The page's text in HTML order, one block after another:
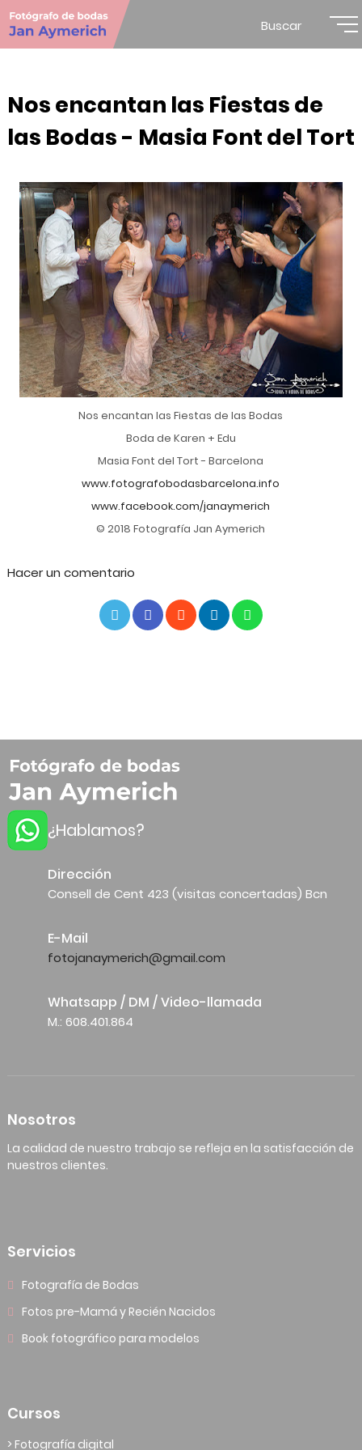
Buscar
Nos encantan las Fiestas de
las Bodas - Masia Font del Tort
Nos encantan las Fiestas de las Bodas
Boda de Karen + Edu
Masia Font del Tort - Barcelona
www.fotografobodasbarcelona.info
www.facebook.com/janaymerich
© 2018 Fotografía Jan Aymerich
Hacer un comentario
¿Hablamos?
Dirección
Consell de Cent 423 (visitas concertadas) Bcn
E-Mail
fotojanaymerich@gmail.com
Whatsapp / DM / Video-llamada
M.: 608.401.864
Nosotros
La calidad de nuestro trabajo se refleja en la satisfacción de
nuestros clientes.
Servicios
Fotografía de Bodas
Fotos pre-Mamá y Recién Nacidos
Book fotográfico para modelos
Cursos
> Fotografía digital